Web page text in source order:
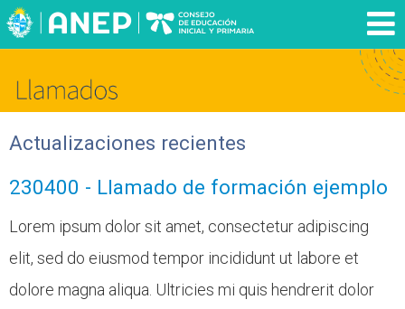
Actividades de formación
Llamados
Actualizaciones recientes
230400 - Llamado de formación ejemplo
Lorem ipsum dolor sit amet, consectetur adipiscing
elit, sed do eiusmod tempor incididunt ut labore et
dolore magna aliqua. Ultricies mi quis hendrerit dolor